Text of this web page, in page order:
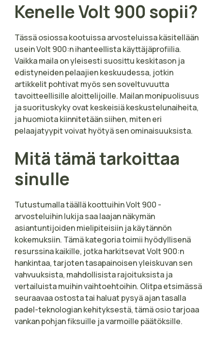
Kenelle Volt 900 sopii?
Tässä osiossa kootuissa arvosteluissa käsitellään
usein Volt 900:n ihanteellista käyttäjäprofiilia.
Vaikka maila on yleisesti suosittu keskitason ja
edistyneiden pelaajien keskuudessa, jotkin
artikkelit pohtivat myös sen soveltuvuutta
tavoitteellisille aloittelijoille. Mailan monipuolisuus
ja suorituskyky ovat keskeisiä keskustelunaiheita,
ja huomiota kiinnitetään siihen, miten eri
pelaajatyypit voivat hyötyä sen ominaisuuksista.
Mitä tämä tarkoittaa
sinulle
Tutustumalla täällä koottuihin Volt 900 -
arvosteluihin lukija saa laajan näkymän
asiantuntijoiden mielipiteisiin ja käytännön
kokemuksiin. Tämä kategoria toimii hyödyllisenä
resurssina kaikille, jotka harkitsevat Volt 900:n
hankintaa, tarjoten tasapainoisen yleiskuvan sen
vahvuuksista, mahdollisista rajoituksista ja
vertailuista muihin vaihtoehtoihin. Olitpa etsimässä
seuraavaa ostosta tai haluat pysyä ajan tasalla
padel-teknologian kehityksestä, tämä osio tarjoaa
vankan pohjan fiksuille ja varmoille päätöksille.